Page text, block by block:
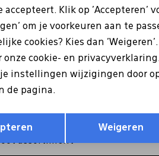
€5 korting op je
Hoe
assortiment
Terug
accepteert. Klik op 'Accepteren'
om je voorkeuren aan te
cookies? Kies dan
onze cookie- en
instellingen wijzigingen door
de pagina.
Weigeren